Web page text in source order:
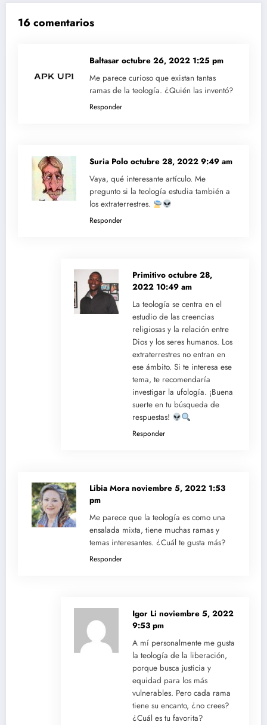
16 comentarios
Baltasar octubre 26, 2022 1:25 pm
Me parece curioso que existan tantas
ramas de la teología. ¿Quién las inventó?
Responder
Suria Polo octubre 28, 2022 9:49 am
Vaya, qué interesante artículo. Me
pregunto si la teología estudia también a
los extraterrestres.
Responder
Primitivo octubre 28,
2022 10:49 am
La teología se centra en el
estudio de las creencias
religiosas y la relación entre
Dios y los seres humanos. Los
extraterrestres no entran en
ese ámbito. Si te interesa ese
tema, te recomendaría
investigar la ufología. ¡Buena
suerte en tu búsqueda de
respuestas!
Responder
Libia Mora noviembre 5, 2022 1:53
pm
Me parece que la teología es como una
ensalada mixta, tiene muchas ramas y
temas interesantes. ¿Cuál te gusta más?
Responder
Igor Li noviembre 5, 2022
9:53 pm
A mí personalmente me gusta
la teología de la liberación,
porque busca justicia y
equidad para los más
vulnerables. Pero cada rama
tiene su encanto, ¿no crees?
¿Cuál es tu favorita?